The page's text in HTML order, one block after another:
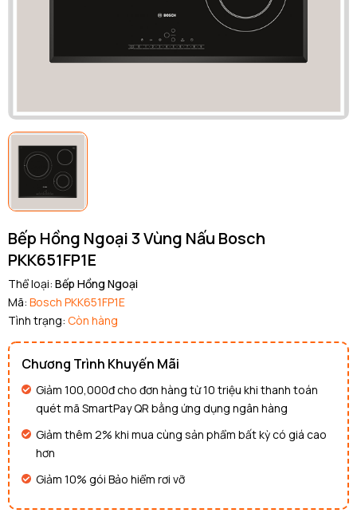
Bếp Hồng Ngoại 3 Vùng Nấu Bosch
PKK651FP1E
Thể loại: Bếp Hồng Ngoại
Mã: Bosch PKK651FP1E
Tình trạng: Còn hàng
Chương Trình Khuyến Mãi
Giảm 100,000đ cho đơn hàng từ 10 triệu khi thanh toán
quét mã SmartPay QR bằng ứng dụng ngân hàng
Giảm thêm 2% khi mua cùng sản phẩm bất kỳ có giá cao
hơn
Giảm 10% gói Bảo hiểm rơi vỡ
Ngày hết hạn: